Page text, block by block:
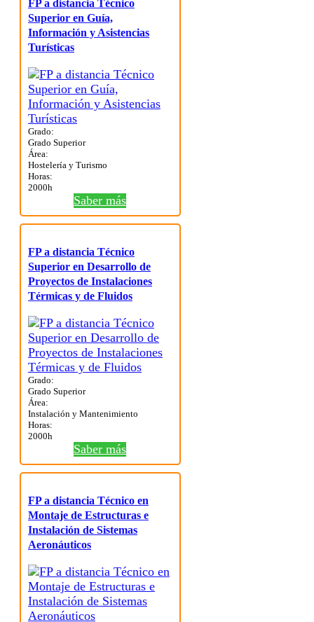
FP a distancia Técnico
Superior en Guía,
Información y Asistencias
Turísticas
Grado:
Grado Superior
Área:
Hostelería y Turismo
Horas:
2000h
Saber más
FP a distancia Técnico
Superior en Desarrollo de
Proyectos de Instalaciones
Térmicas y de Fluidos
Grado:
Grado Superior
Área:
Instalación y Mantenimiento
Horas:
2000h
Saber más
FP a distancia Técnico en
Montaje de Estructuras e
Instalación de Sistemas
Aeronáuticos